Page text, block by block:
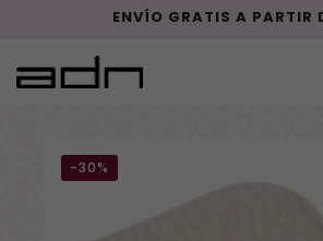
ENVÍO GRATIS A PARTIR
-30%